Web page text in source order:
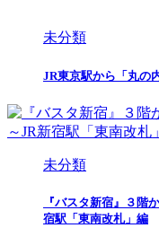
未分類
JR東京駅から「丸の
未分類
『バスタ新宿』３階
宿駅「東南改札」編